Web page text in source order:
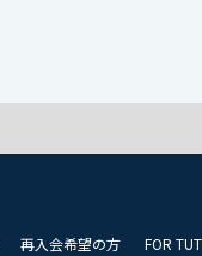
再入会希望の方 FOR